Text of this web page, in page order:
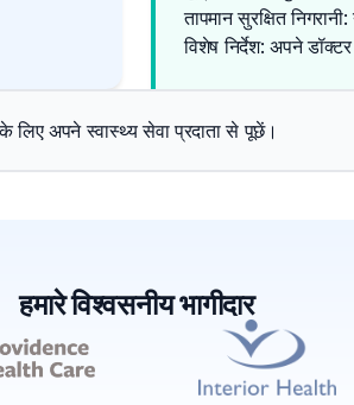
तापमान सुरक्षित
विशेष निर्देश: अपने
लिए अपने स्वास्थ्य सेवा प्रदाता से पूछें।
हमारे विश्वसनीय भागीदार